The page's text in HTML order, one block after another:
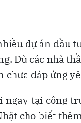
dự án đầu
Dù các nhà
đáp ứng
tại công
cho biết